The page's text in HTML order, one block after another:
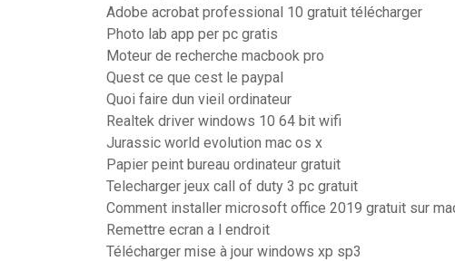
Adobe acrobat professional 10 gratuit télécharger
Photo lab app per pc gratis
Moteur de recherche macbook pro
Quest ce que cest le paypal
Quoi faire dun vieil ordinateur
Realtek driver windows 10 64 bit wifi
Jurassic world evolution mac os x
Papier peint bureau ordinateur gratuit
Telecharger jeux call of duty 3 pc gratuit
Comment installer microsoft office 2019 gratuit sur
Remettre ecran a l endroit
Télécharger mise à jour windows xp sp3